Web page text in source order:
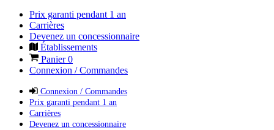
Prix garanti pendant 1 an
Carrières
Devenez un concessionnaire
Établissements
Panier0
Connexion / Commandes
Connexion / Commandes
Prix garanti pendant 1 an
Carrières
Devenez un concessionnaire